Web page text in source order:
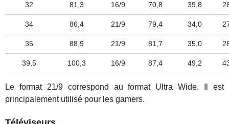
32 81,3 16/9 70,8 39,8
34 86,4 21/9 79,4 34,0
35 88,9 21/9 81,7 35,0
39,5 100,3 16/9 87,4 49,2
Le format 21/9 correspond au format Ultra Wide. Il est
principalement utilisé pour les gamers.